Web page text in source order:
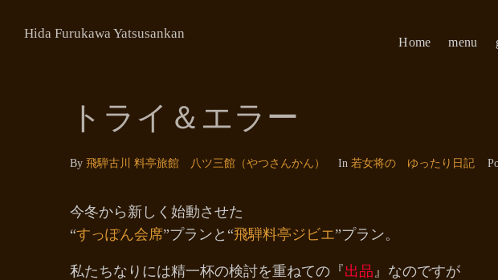
Hida Furukawa Yatsusankan
Home menu
トライ＆エラー
By 飛騨古川 料亭旅館 八ツ三館（やつさんかん） In 若女将の ゆったり日記
今冬から新しく始動させた
“すっぽん会席”プランと“飛騨料亭ジビエ”プラン。
私たちなりには精一杯の検討を重ねての『出品』なのですが